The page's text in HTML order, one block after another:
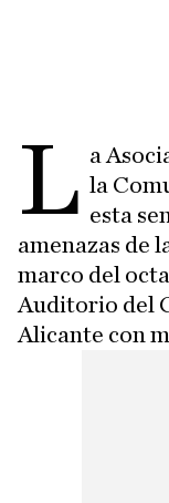
L a
la
esta
amenazas de
marco del
Auditorio del
Alicante con